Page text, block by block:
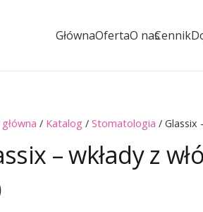
GłównaOfertaO nasCennik
/ Katalog / Stomatologia / Glassix
– wkłady z